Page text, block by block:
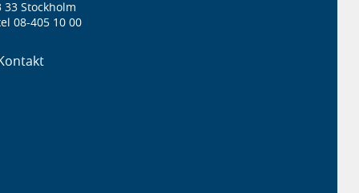
33 Stockholm
08-405 10 00